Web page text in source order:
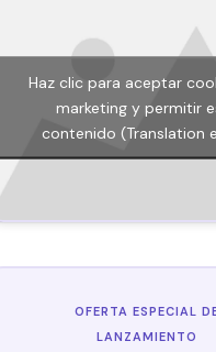
Haz clic para aceptar
marketing y permitir
contenido (Translation
OFERTA ESPECIAL
LANZAMIENTO